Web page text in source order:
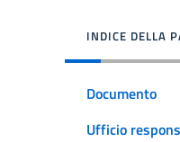
INDICE DELLA
Documento
Ufficio